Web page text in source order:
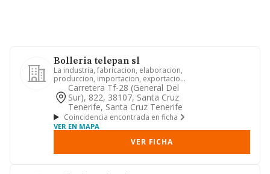
Bolleria telepan sl
La industria, fabricacion, elaboracion,
produccion, importacion, exportacion,
tratamiento, conversi...
Carretera Tf-28 (general Del
Sur), 822, 38107, Santa Cruz
Tenerife, Santa Cruz Tenerife
Coincidencia encontrada en ficha
VER EN MAPA
VER FICHA